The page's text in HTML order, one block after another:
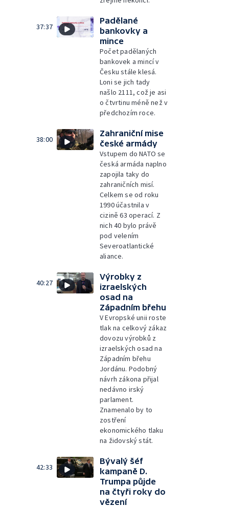
37:37
Padělané
bankovky a
mince
Počet padělaných
bankovek a mincí v
Česku stále klesá.
Loni se jich tady
našlo 2111, což je asi
o čtvrtinu méně než v
předchozím roce.
38:00
Zahraniční mise
české armády
Vstupem do NATO se
česká armáda naplno
zapojila taky do
zahraničních misí.
Celkem se od roku
1990 účastnila v
cizině 63 operací. Z
nich 40 bylo právě
pod velením
Severoatlantické
aliance.
40:27
Výrobky z
izraelských
osad na
Západním břehu
V Evropské unii roste
tlak na celkový zákaz
dovozu výrobků z
izraelských osad na
Západním břehu
Jordánu. Podobný
návrh zákona přijal
nedávno irský
parlament.
Znamenalo by to
zostření
ekonomického tlaku
na židovský stát.
42:33
Bývalý šéf
kampaně D.
Trumpa půjde
na čtyři roky do
vězení